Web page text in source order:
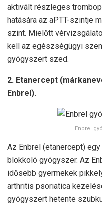
aktivált részleges
hatására az aPTT-szintje
szint. Mielőtt
kell az egészségügyi
gyógyszert szed.
2. Etanercept
Enbrel).
Enbrel
Az Enbrel (etanercept)
blokkoló gyógyszer. Az
idősebb gyermekek
arthritis psoriatica
gyógyszert hetente